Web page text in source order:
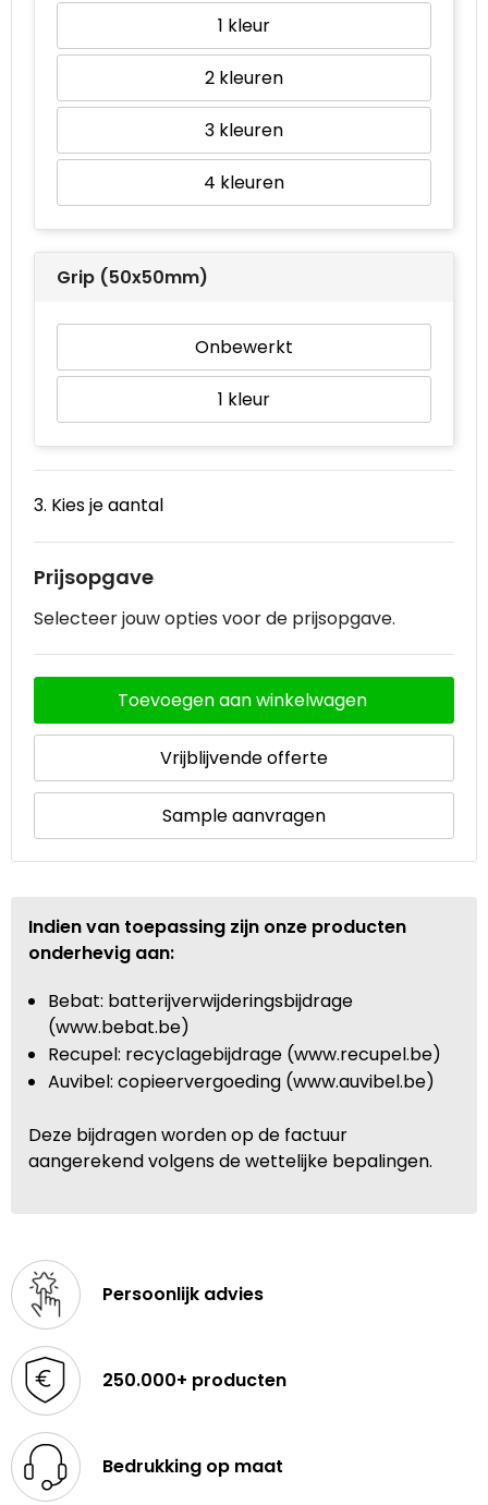
1
2
3
4
Grip (50x50mm)
Onbewerkt
1
3. Kies je aantal
Prijsopgave
Selecteer jouw opties voor de prijsopgave.
Toevoegen aan winkelwagen
Vrijblijvende offerte
Sample aanvragen
Indien van toepassing zijn onze producten
onderhevig aan:
Bebat: batterijverwijderingsbijdrage
(www.bebat.be)
Recupel: recyclagebijdrage (www.recupel.be)
Auvibel: copieervergoeding (www.auvibel.be)
Deze bijdragen worden op de factuur
aangerekend volgens de wettelijke bepalingen.
Persoonlijk advies
250.000+ producten
Bedrukking op maat